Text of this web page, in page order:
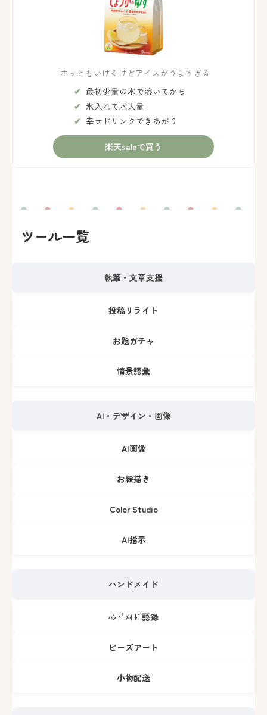
ホッともいけるけどアイスがうますぎる
最初少量の水で溶いてから
氷入れて水大量
幸せドリンクできあがり
楽天saleで買う
ツール一覧
執筆・文章支援
投稿リライト
お題ガチャ
情景語彙
AI・デザイン・画像
AI画像
お絵描き
Color Studio
AI指示
ハンドメイド
ﾊﾝﾄﾞﾒｲﾄﾞ語録
ビーズアート
小物配送